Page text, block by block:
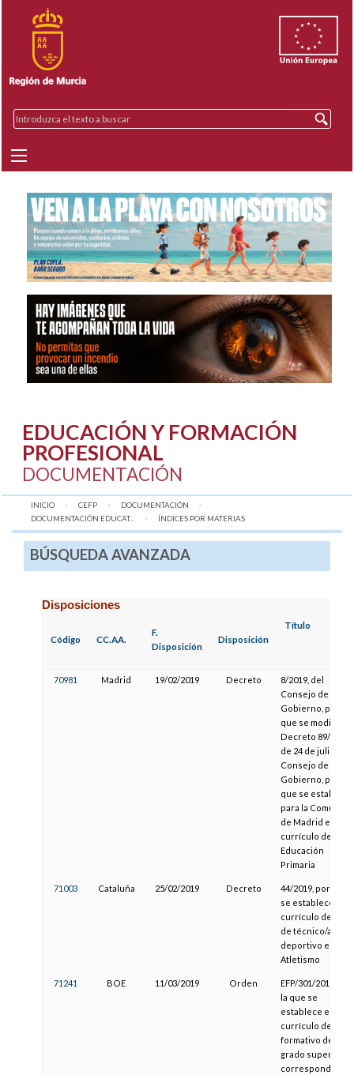
EDUCACIÓN Y FORMACIÓN
PROFESIONAL
DOCUMENTACIÓN
INICIO CEFP
DOCUMENTACIÓN
DOCUMENTACIÓN EDUCAT...
AQUÍ:
ÍNDICES POR MATERIAS
BÚSQUEDA AVANZADA
Disposiciones
Código CC.AA.
F.
Disposición
Disposición
Título
70981 Madrid 19/02/2019 Decreto
8/2019, del
Consejo de
Gobierno, por el
que se modifica el
Decreto 89/2014,
de 24 de julio, del
Consejo de
Gobierno, por el
que se establece
para la
de Madrid el
currículo de la
Educación
Primaria
71003 Cataluña 25/02/2019 Decreto
44/2019, por el
se establece el
currículo del
de técnico/a
deportivo en
Atletismo
71241 BOE 11/03/2019 Orden
EFP/301/2019, por
la que se
establece el
currículo del
formativo de
grado superior
correspondiente